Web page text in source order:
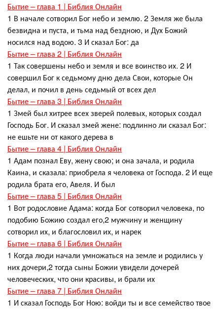
Бытие – глава 1 | Библия Онлайн
1 В начале сотворил Бог небо и землю. 2 Земля же была
безвидна и пуста, и тьма над бездною, и Дух Божий
носился над водою. 3 И сказал Бог: да
Бытие – глава 2 | Библия Онлайн
1 Так совершены небо и земля и все воинство их. 2 И
совершил Бог к седьмому дню дела Свои, которые Он
делал, и почил в день седьмый от всех дел
Бытие – глава 3 | Библия Онлайн
1 Змей был хитрее всех зверей полевых, которых создал
Господь Бог. И сказал змей жене: подлинно ли сказал Бог:
не ешьте ни от какого дерева в
Бытие – глава 4 | Библия Онлайн
1 Адам познал Еву, жену свою; и она зачала, и родила
Каина, и сказала: приобрела я человека от Господа. 2 И еще
родила брата его, Авеля. И был
Бытие – глава 5 | Библия Онлайн
1 Вот родословие Адама: когда Бог сотворил человека, по
подобию Божию создал его,2 мужчину и женщину
сотворил их, и благословил их, и нарек
Бытие – глава 6 | Библия Онлайн
1 Когда люди начали умножаться на земле и родились у
них дочери,2 тогда сыны Божии увидели дочерей
человеческих, что они красивы, и брали их
Бытие – глава 7 | Библия Онлайн
1 И сказал Господь Бог Ною: войди ты и все семейство твое